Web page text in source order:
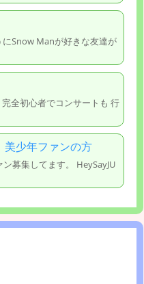
Snow Manが好きな友達が
全初心者でコンサートも 行
美少年ファンの方
募集してます。 HeySayJU